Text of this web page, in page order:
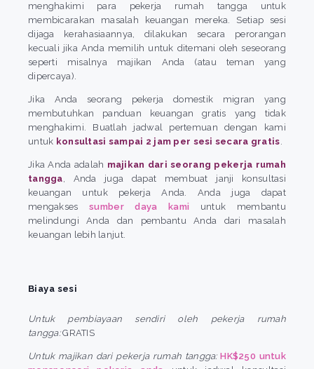
menghakimi para pekerja rumah tangga untuk
membicarakan masalah keuangan mereka. Setiap sesi
dijaga kerahasiaannya, dilakukan secara perorangan
kecuali jika Anda memilih untuk ditemani oleh seseorang
seperti misalnya majikan Anda (atau teman yang
dipercaya).
Jika Anda seorang pekerja domestik migran yang
membutuhkan panduan keuangan gratis yang tidak
menghakimi. Buatlah jadwal pertemuan dengan kami
untuk konsultasi sampai 2 jam per sesi secara gratis.
Jika Anda adalah majikan dari seorang pekerja rumah
tangga, Anda juga dapat membuat janji konsultasi
keuangan untuk pekerja Anda. Anda juga dapat
mengaksessumber daya kami untuk membantu
melindungi Anda dan pembantu Anda dari masalah
keuangan lebih lanjut.
Biaya sesi
Untuk pembiayaan sendiri oleh pekerja rumah
tangga:GRATIS
Untuk majikan dari pekerja rumah tangga: HK$250 untuk